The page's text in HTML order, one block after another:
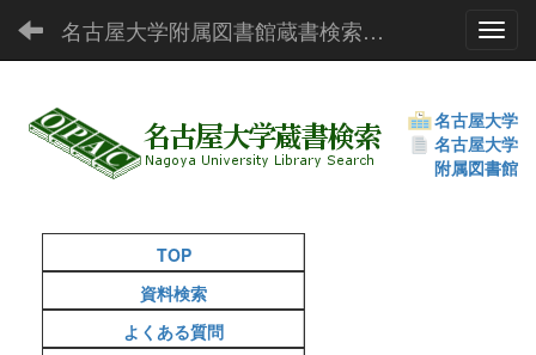
名古屋大学附属図書館蔵書検索（OPAC）
名古屋大学
名古屋大学
附属図書館
TOP
資料検索
よくある質問